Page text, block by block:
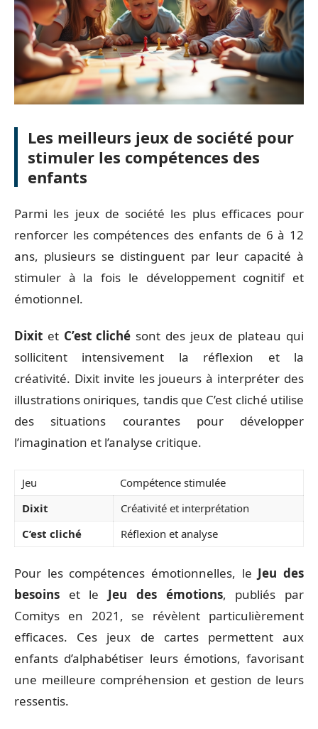
Les meilleurs jeux de société pour
stimuler les compétences des
enfants
Parmi les jeux de société les plus efficaces pour
renforcer les compétences des enfants de 6 à 12
ans, plusieurs se distinguent par leur capacité à
stimuler à la fois le développement cognitif et
émotionnel.
Dixit et C’est cliché sont des jeux de plateau qui
sollicitent intensivement la réflexion et la
créativité. Dixit invite les joueurs à interpréter des
illustrations oniriques, tandis que C’est cliché utilise
des situations courantes pour développer
l’imagination et l’analyse critique.
Jeu
Compétence stimulée
Dixit
Créativité et interprétation
C’est cliché
Réflexion et analyse
Pour les compétences émotionnelles, le Jeu des
besoins et le Jeu des émotions, publiés par
Comitys en 2021, se révèlent particulièrement
efficaces. Ces jeux de cartes permettent aux
enfants d’alphabétiser leurs émotions, favorisant
une meilleure compréhension et gestion de leurs
ressentis.